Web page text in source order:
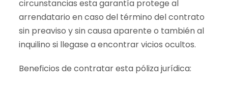
circunstancias esta garantía protege al
arrendatario en caso del término del contrato
sin preaviso y sin causa aparente o también al
inquilino si llegase a encontrar vicios ocultos.
Beneficios de contratar esta póliza jurídica: